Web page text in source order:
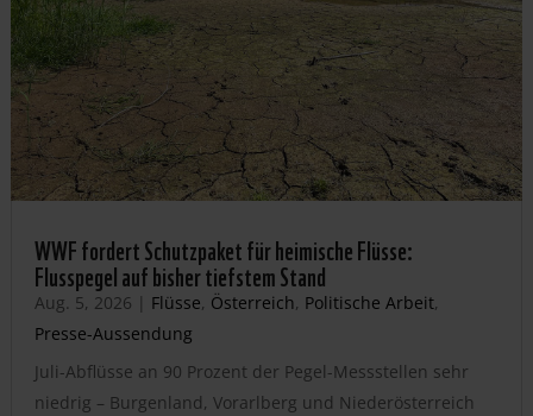
WWF fordert Schutzpaket für heimische Flüsse:
Flusspegel auf bisher tiefstem Stand
Aug. 5, 2026 | Flüsse, Österreich, Politische Arbeit,
Presse-Aussendung
Juli-Abflüsse an 90 Prozent der Pegel-Messstellen sehr
niedrig – Burgenland, Vorarlberg und Niederösterreich